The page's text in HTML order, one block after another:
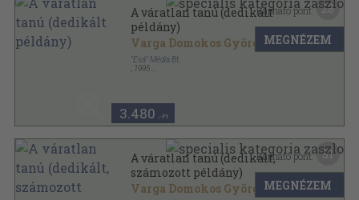
A váratlan tanú (dedikált
példány)
Varga Domokos György
"Esá" Média Bt.
1995
3.480 ,-Ft
Kapható pont: 28
MEGNÉZEM
A váratlan tanú (dedikált,
számozott példány)
Varga Domokos György
Kapható pont: 31
MEGNÉZEM